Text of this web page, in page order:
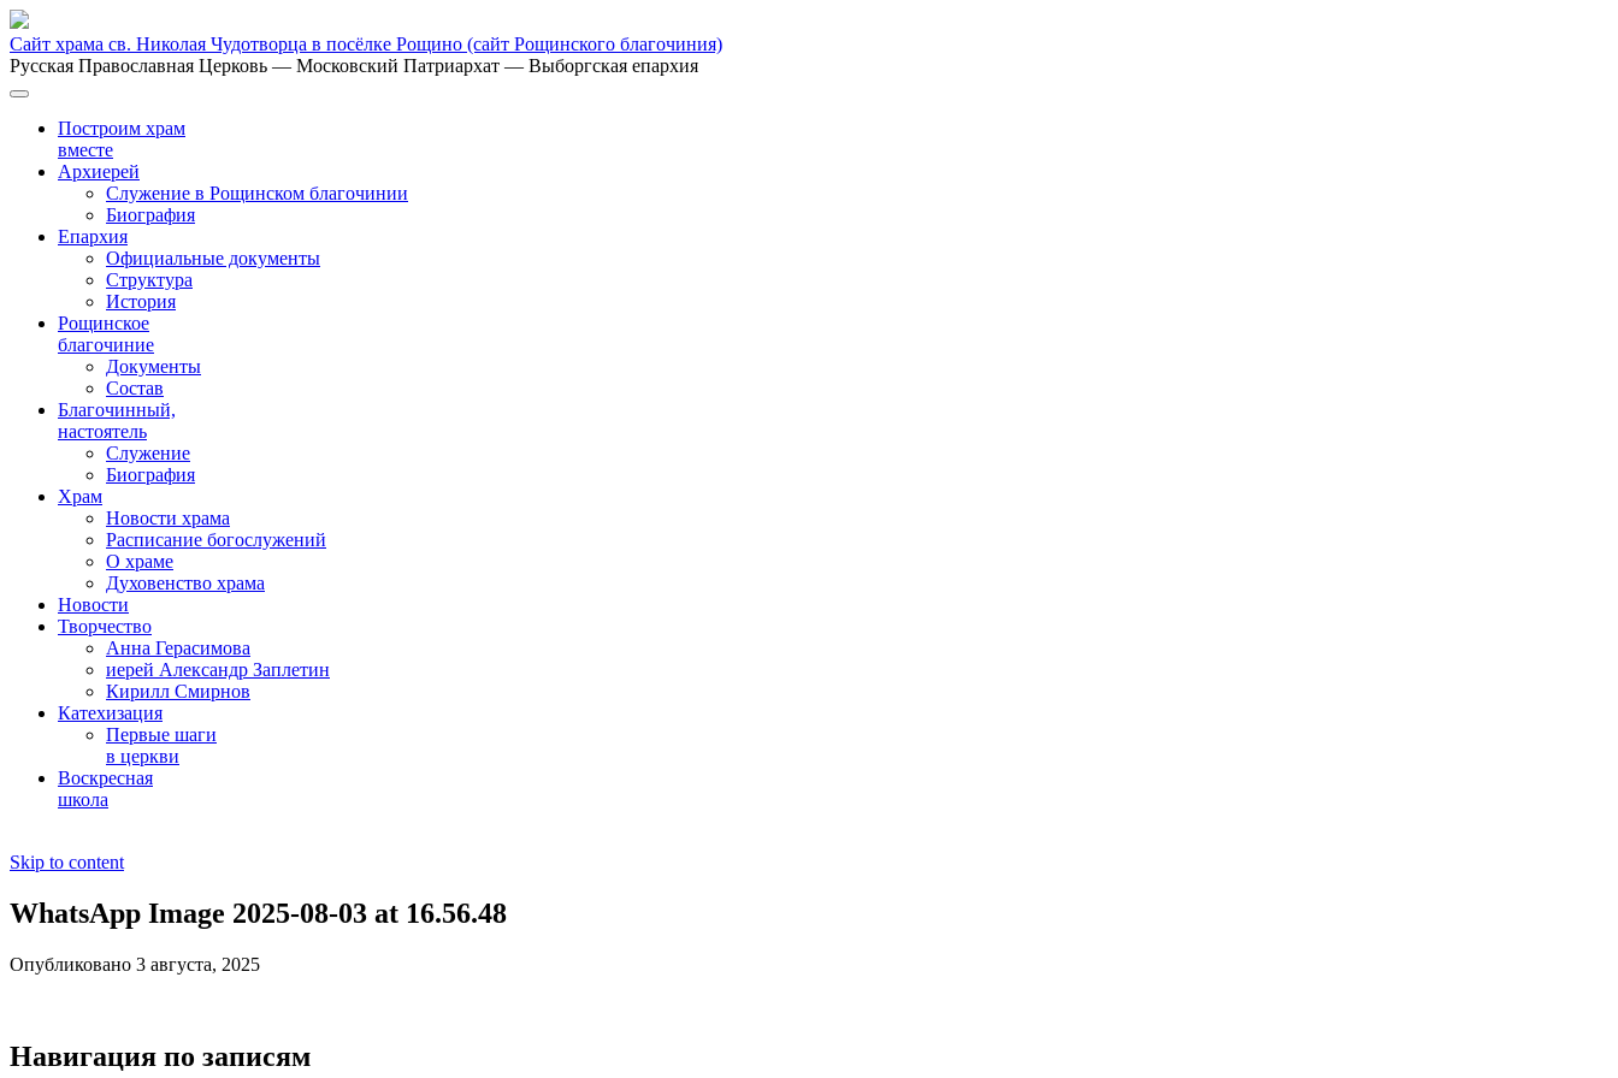
Сайт храма св. Николая Чудотворца в посёлке Рощино (сайт Рощинского благочиния)
Русская Православная Церковь — Московский Патриархат — Выборгская епархия
Построим храм
вместе
Архиерей
Служение в Рощинском благочинии
Биография
Епархия
Официальные документы
Структура
История
Рощинское
благочиние
Документы
Состав
Благочинный,
настоятель
Служение
Биография
Храм
Новости храма
Расписание богослужений
О храме
Духовенство храма
Новости
Творчество
Анна Герасимова
иерей Александр Заплетин
Кирилл Смирнов
Катехизация
Первые шаги
в церкви
Воскресная
школа
Skip to content
WhatsApp Image 2025-08-03 at 16.56.48
Опубликовано 3 августа, 2025
Навигация по записям